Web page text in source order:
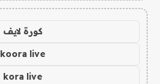
كورة لايف
koora live
kora live